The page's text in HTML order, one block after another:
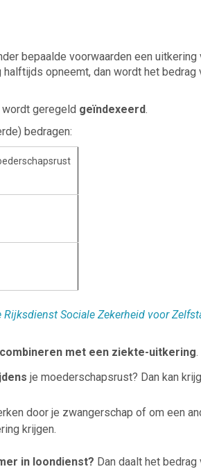
bepaalde voorwaarden een uitkering
opneemt, dan wordt het bedrag
wordt geregeld geïndexeerd.
bedragen:
Rijksdienst Sociale Zekerheid voor
met een ziekte-uitkering.
je moederschapsrust? Dan kan
door je zwangerschap of om een
krijgen.
in loondienst? Dan daalt het bedrag